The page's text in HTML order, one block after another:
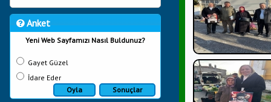
Anket
Yeni Web Sayfamızı Nasıl Buldunuz?
Gayet Güzel
İdare Eder
Sonuçlar
Oyla